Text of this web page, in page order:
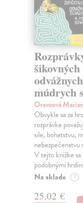
múdrych
Oravcová
Obvykle sa za
rozprávke
sile, bohatstvu,
nebezpečenstvu
V tejto knižke
podobnými
Na sklade ?
25,02 €